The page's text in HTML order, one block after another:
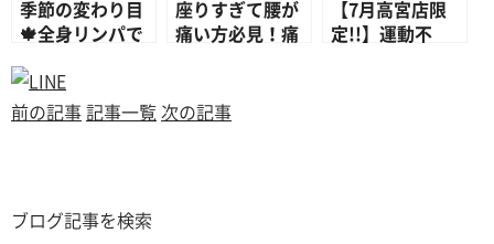
季節の変わり目
🍁全身リンパで
座りすぎて腰が
痛い方必見！痛
法
【7月高宮店限
定!!】運動不
前の記事 記事一覧 次の記事
ブログ記事を検索